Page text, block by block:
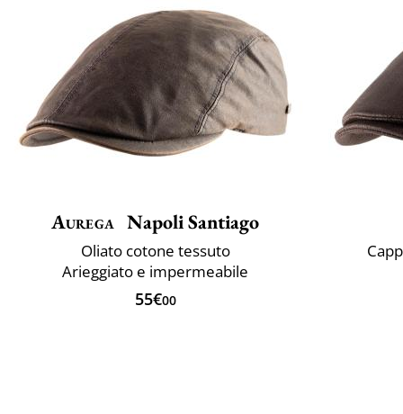
Aurega Napoli Santiago
Oliato cotone tessuto
Arieggiato e impermeabile
55€00